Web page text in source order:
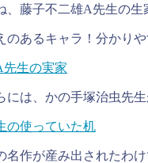
、藤子不二雄A先生の生
のあるキャラ！分かりや
には、かの手塚治虫先
名作が産み出されたわけ